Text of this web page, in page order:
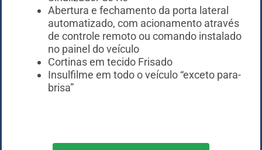
Abertura e fechamento da porta lateral
automatizado, com acionamento através
de controle remoto ou comando instalado
no painel do veículo
Cortinas em tecido Frisado
Insulfilme em todo o veículo “exceto para-
brisa”